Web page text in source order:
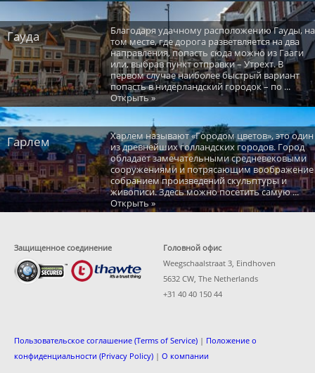
Гауда
Благодаря удачному расположению Гауды, на
том месте, где дорога разветвляется на два
направления, попасть сюда можно из Гааги
или, выбрав пункт отправки – Утрехт. В
первом случае наиболее быстрый вариант
попасть в нидерландский городок – по ...
Открыть »
Гарлем
Харлем называют «Городом цветов», это один
из древнейших голландских городов. Город
обладает замечательными средневековыми
сооружениями и потрясающим воображение
собранием произведений скульптуры и
живописи. Здесь можно посетить самую ...
Открыть »
Защищенное соединение
Головной офис
Weegschaalstraat 3, Eindhoven
5632 CW, The Netherlands
+31 40 40 150 44
Пользовательское соглашение (Terms of Service) | Положение о
конфиденциальности (Privacy Policy) | О компании